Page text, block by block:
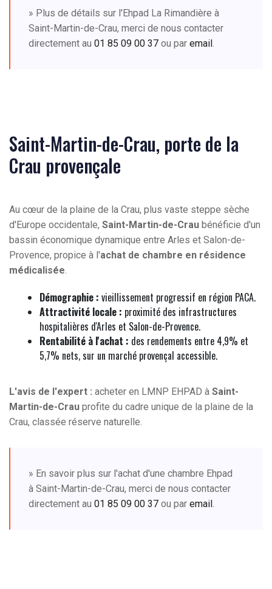
» Plus de détails sur l'Ehpad La Rimandière à
Saint-Martin-de-Crau, merci de nous contacter
directement au 01 85 09 00 37 ou par email .
Saint-Martin-de-Crau, porte de la
Crau provençale
Au cœur de la plaine de la Crau, plus vaste steppe sèche
d'Europe occidentale, Saint-Martin-de-Crau bénéficie d'un
bassin économique dynamique entre Arles et Salon-de-
Provence, propice à l'achat de chambre en résidence
médicalisée.
Démographie : vieillissement progressif en région PACA.
Attractivité locale : proximité des infrastructures
hospitalières d'Arles et Salon-de-Provence.
Rentabilité à l'achat : des rendements entre 4,9% et
5,7% nets, sur un marché provençal accessible.
L'avis de l'expert : acheter en LMNP EHPAD à Saint-
Martin-de-Crau profite du cadre unique de la plaine de la
Crau, classée réserve naturelle.
» En savoir plus sur l'achat d'une chambre Ehpad
à Saint-Martin-de-Crau, merci de nous contacter
directement au 01 85 09 00 37 ou par email .